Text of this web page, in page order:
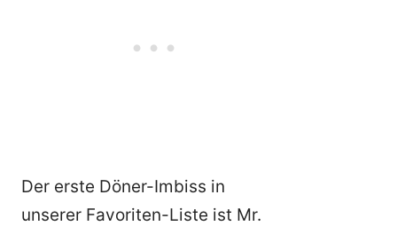
Der erste Döner-Imbiss in
unserer Favoriten-Liste ist Mr.